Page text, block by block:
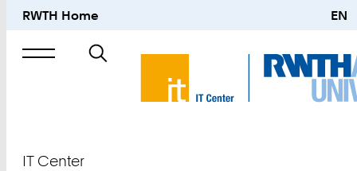
RWTH Home EN
Suche
nach
IT Center